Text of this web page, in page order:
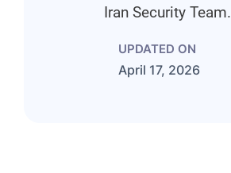
Iran Security Team.
UPDATED ON
April 17, 2026